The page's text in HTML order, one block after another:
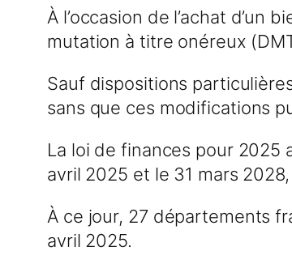
À l’occasion de l’achat
mutation à titre onéreux
Sauf dispositions
sans que ces modifications
La loi de finances pour 2025
avril 2025 et le 31 mars
À ce jour, 27 départements
avril 2025.